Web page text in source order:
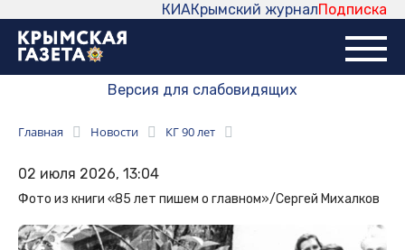
Подписка
Крымский журнал
КИА
Версия для слабовидящих
Главная Новости КГ 90 лет
02 июля 2026, 13:04
Фото из книги «85 лет пишем о главном»/Сергей Михалков